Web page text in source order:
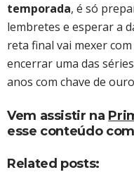
temporada, é só
lembretes e esperar a
reta final vai mexer
encerrar uma das
anos com chave de
Vem assistir na
esse conteúdo
Related posts: